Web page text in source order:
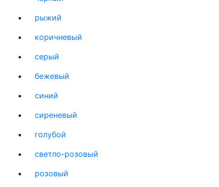
рыжий
коричневый
серый
бежевый
синий
сиреневый
голубой
светло-розовый
розовый